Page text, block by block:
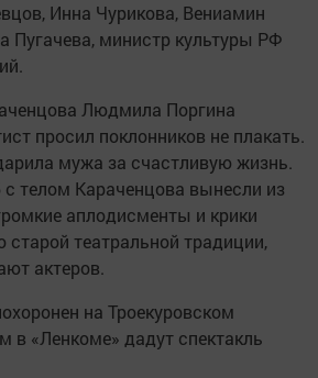
Инна Чурикова, Вениамин
Пугачева, министр культуры РФ
Людмила Поргина
просил поклонников не плакать.
мужа за счастливую жизнь.
с телом Караченцова вынесли из
аплодисменты и крики
старой театральной традиции,
актеров.
на Троекуровском
в «Ленкоме» дадут спектакль